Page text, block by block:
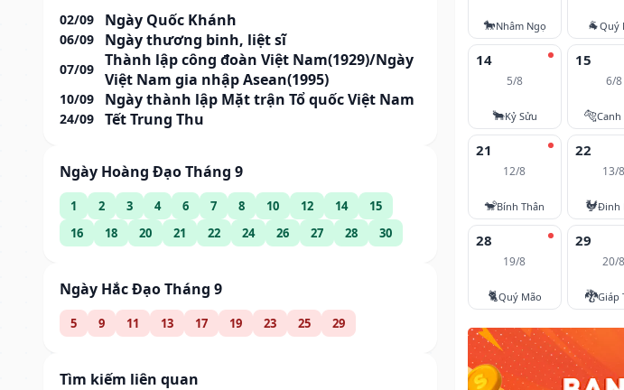
02/09 Ngày Quốc Khánh
06/09 Ngày thương binh, liệt sĩ
07/09
Thành lập công đoàn Việt Nam(1929)/Ngày
Việt Nam gia nhập Asean(1995)
10/09 Ngày thành lập Mặt trận Tổ quốc Việt Nam
24/09 Tết Trung Thu
Ngày Hoàng Đạo Tháng 9
1 2 3 4 6 7 8 10 12 14
15
16
18 20 21 22 24 26 27 28 30
Ngày Hắc Đạo Tháng 9
5 9 11 13 17 19 23 25 29
Tìm kiếm liên quan
🐎Nhâm Ngọ 🐐Quý
14
5/8
🐂Kỷ Sửu
15
6/8
🐅Canh
21
12/8
🐒Bính Thân
22
13/8
🐓Đinh
28
19/8
🐈Quý Mão
29
20/8
🐉Giáp